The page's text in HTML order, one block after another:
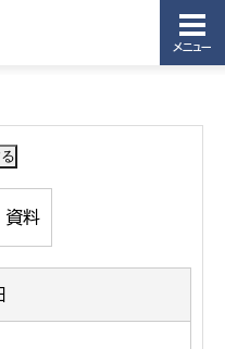
メニュー
料